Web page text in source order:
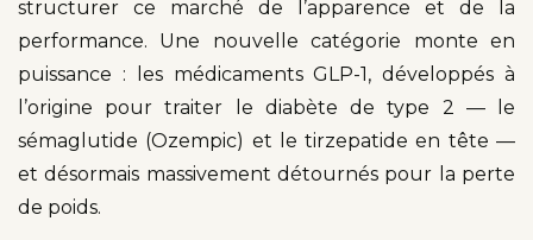
structurer ce marché de l’apparence et de la
performance. Une nouvelle catégorie monte en
puissance : les médicaments GLP-1, développés à
l’origine pour traiter le diabète de type 2 — le
sémaglutide (Ozempic) et le tirzepatide en tête —
et désormais massivement détournés pour la perte
de poids.